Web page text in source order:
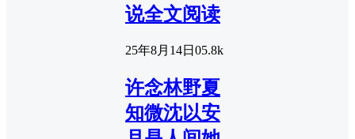
说全文阅读
25年8月14日 05.8k
许念林野夏
知微沈以安